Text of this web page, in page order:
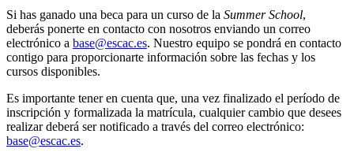
Si has ganado una beca para un curso de la Summer School,
deberás ponerte en contacto con nosotros enviando un correo
electrónico a base@escac.es. Nuestro equipo se pondrá en contacto
contigo para proporcionarte información sobre las fechas y los
cursos disponibles.
Es importante tener en cuenta que, una vez finalizado el período de
inscripción y formalizada la matrícula, cualquier cambio que desees
realizar deberá ser notificado a través del correo electrónico:
base@escac.es.